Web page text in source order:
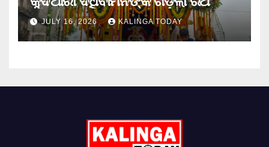
JULY 16, 2026 KALINGA TODAY